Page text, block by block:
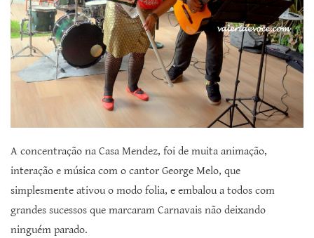
A concentração na Casa Mendez, foi de muita animação,
interação e música com o cantor George Melo, que
simplesmente ativou o modo folia, e embalou a todos com
grandes sucessos que marcaram Carnavais não deixando
ninguém parado.